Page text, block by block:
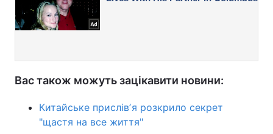
Вас також можуть зацікавити новини:
Китайське прислівʼя розкрило секрет
"щастя на все життя"